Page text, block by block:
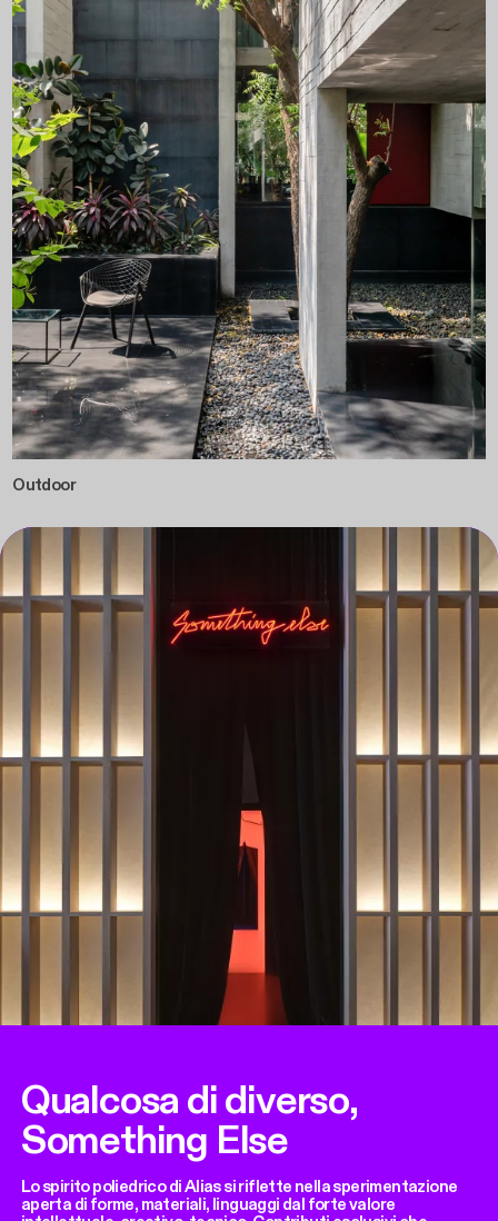
Outdoor
Qualcosa di diverso,
Something Else
Lo spirito poliedrico di Alias si riflette nella sperimentazione
aperta di forme, materiali, linguaggi dal forte valore